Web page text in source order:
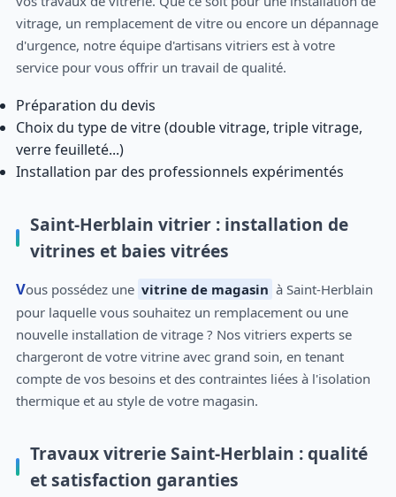
vitrage, un remplacement de vitre ou encore un dépannage
d'urgence, notre équipe d'artisans vitriers est à votre
service pour vous offrir un travail de qualité.
Préparation du devis
Choix du type de vitre (double vitrage, triple vitrage,
verre feuilleté...)
Installation par des professionnels expérimentés
Saint-Herblain vitrier : installation de
vitrines et baies vitrées
Vous possédez une vitrine de magasin à Saint-Herblain
pour laquelle vous souhaitez un remplacement ou une
nouvelle installation de vitrage ? Nos vitriers experts se
chargeront de votre vitrine avec grand soin, en tenant
compte de vos besoins et des contraintes liées à l'isolation
thermique et au style de votre magasin.
Travaux vitrerie Saint-Herblain : qualité
et satisfaction garanties